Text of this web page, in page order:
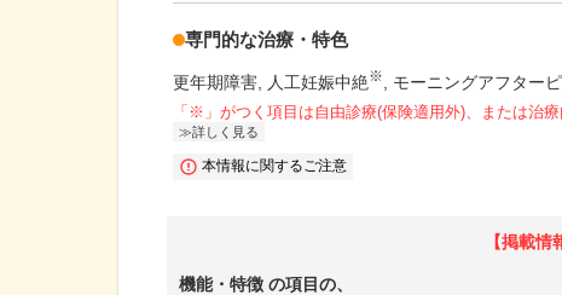
専門的な治療・特色
更年期障害 人工妊娠中絶※ モーニングアフター
「※」がつく項目は自由診療(保険適用外)、または治
詳しく見る
本情報に関するご注意
【掲載情
機能・特徴 の項目の、